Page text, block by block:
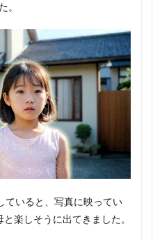
。
ていると、写真に映ってい
楽しそうに出てきました。